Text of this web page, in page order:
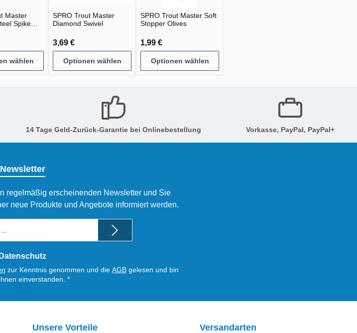
Master
Spike
wählen
SPRO Trout Master
Diamond Swivel
3,69 €
Optionen wählen
SPRO Trout Master Soft
Stopper Olives
1,99 €
Optionen wählen
14 Tage Geld-Zurück-Garantie bei Onlinebestellung Vorkasse, PayPal, PayPal+
Newsletter
regelmäßig erscheinenden Newsletter und Sie
neue Produkte und Angebote informiert werden.
Datenschutz
zur Kenntnis genommen und die AGBgelesen und bin
einverstanden. *
Unsere Vorteile Versandarten